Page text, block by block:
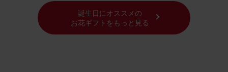
誕生日にオススメの
お花ギフトをもっと見る